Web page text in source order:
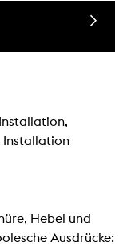
Installation
Hebel und
Ausdrücke: